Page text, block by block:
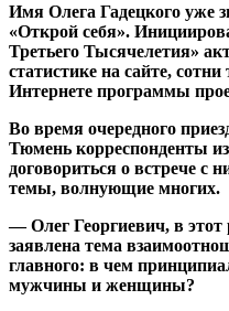
Имя Олега Гадецкого уже
«Открой себя».
Третьего Тысячелетия»
статистике на сайте,
Интернете программы
Во время очередного
Тюмень корреспонденты
договориться о встрече с
темы, волнующие многих.
— Олег Георгиевич, в этот
заявлена тема
главного: в чем
мужчины и женщины?